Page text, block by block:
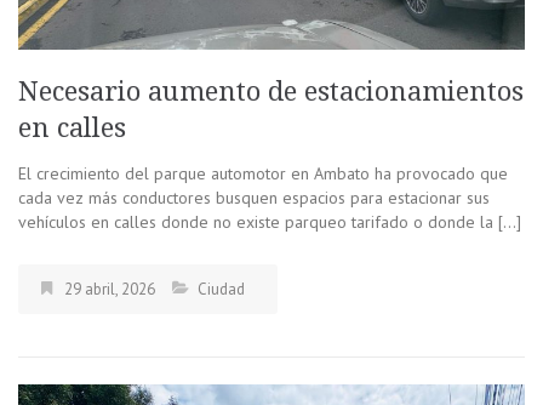
Necesario aumento de estacionamientos
en calles
El crecimiento del parque automotor en Ambato ha provocado que
cada vez más conductores busquen espacios para estacionar sus
vehículos en calles donde no existe parqueo tarifado o donde la […]
29 abril, 2026 Ciudad